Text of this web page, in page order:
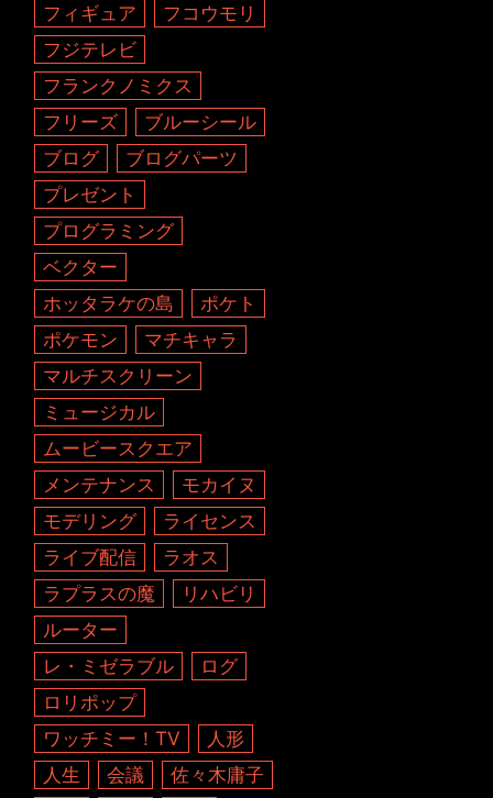
フィギュア
フコウモリ
フジテレビ
フランクノミクス
フリーズ
ブルーシール
ブログ
ブログパーツ
プレゼント
プログラミング
ベクター
ホッタラケの島
ポケト
ポケモン
マチキャラ
マルチスクリーン
ミュージカル
ムービースクエア
メンテナンス
モカイヌ
モデリング
ライセンス
ライブ配信
ラオス
ラプラスの魔
リハビリ
ルーター
レ・ミゼラブル
ログ
ロリポップ
ワッチミー！TV
人形
人生
会議
佐々木庸子